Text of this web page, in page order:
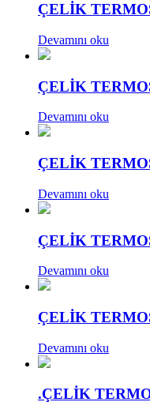
ÇELİK
Devamını oku
ÇELİK
Devamını oku
ÇELİK
Devamını oku
ÇELİK
Devamını oku
ÇELİK
Devamını oku
.ÇELİK